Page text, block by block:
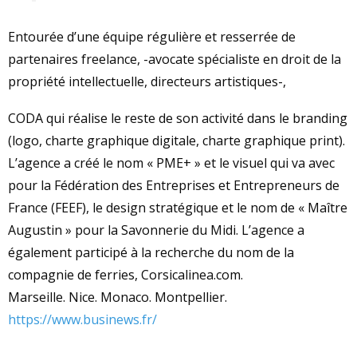
Entourée d’une équipe régulière et resserrée de
partenaires freelance, -avocate spécialiste en droit de la
propriété intellectuelle, directeurs artistiques-,
CODA qui réalise le reste de son activité dans le branding
(logo, charte graphique digitale, charte graphique print).
L’agence a créé le nom « PME+ » et le visuel qui va avec
pour la Fédération des Entreprises et Entrepreneurs de
France (FEEF), le design stratégique et le nom de « Maître
Augustin » pour la Savonnerie du Midi. L’agence a
également participé à la recherche du nom de la
compagnie de ferries, Corsicalinea.com.
Marseille. Nice. Monaco. Montpellier.
https://www.businews.fr/